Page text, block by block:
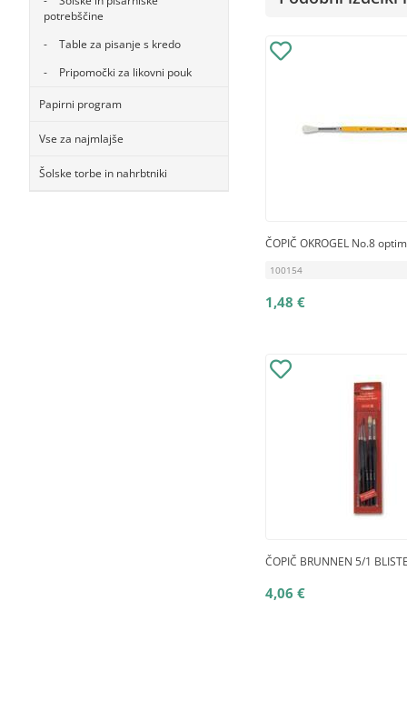
potrebščine
Table za pisanje s kredo
Pripomočki za likovni pouk
Papirni program
Vse za najmlajše
Šolske torbe in nahrbtniki
ČOPIČ OKROGEL No.8
100154
1,48 €
ČOPIČ BRUNNEN 5/1
4,06 €